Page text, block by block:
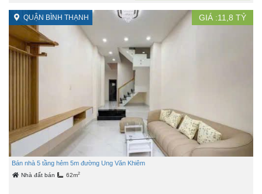
QUẬN BÌNH THẠNH GIÁ :11,8 TỶ
Bán nhà 5 tầng hẻm 5m đường Ung Văn Khiêm
Nhà đất bán 62m2